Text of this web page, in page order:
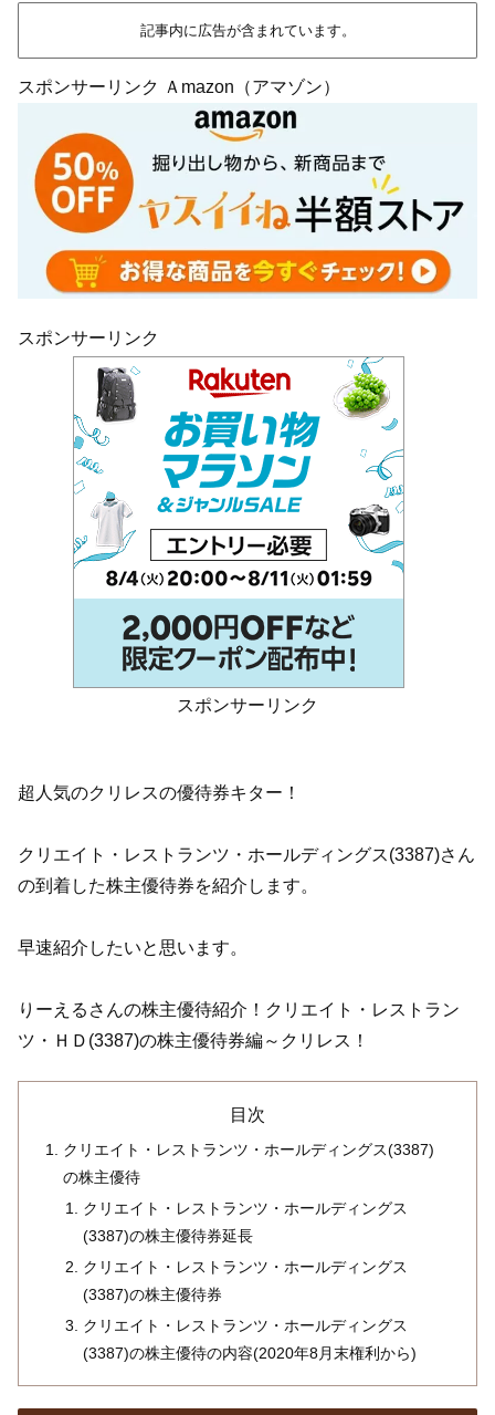
記事内に広告が含まれています。
スポンサーリンク Ａmazon（アマゾン）
スポンサーリンク
スポンサーリンク
超人気のクリレスの優待券キター！
クリエイト・レストランツ・ホールディングス(3387)さん
の到着した株主優待券を紹介します。
早速紹介したいと思います。
りーえるさんの株主優待紹介！クリエイト・レストラン
ツ・ＨＤ(3387)の株主優待券編～クリレス！
目次
クリエイト・レストランツ・ホールディングス(3387)
の株主優待
クリエイト・レストランツ・ホールディングス
(3387)の株主優待券延長
クリエイト・レストランツ・ホールディングス
(3387)の株主優待券
クリエイト・レストランツ・ホールディングス
(3387)の株主優待の内容(2020年8月末権利から)